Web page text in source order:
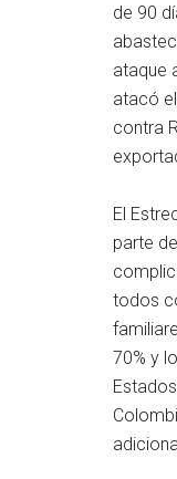
de 90
ataque
atacó
contra
El
parte
todos
70% y